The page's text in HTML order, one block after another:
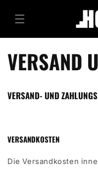
zum
Inhalt
VERSAND
VERSAND- UND
VERSANDKOSTEN
Die Versandkosten